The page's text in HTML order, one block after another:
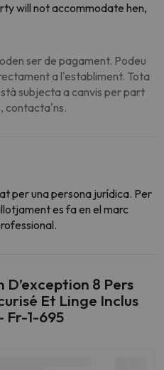
will not accommodate hen,
ser de pagament. Podeu
a l'establiment. Tota
subjecta a canvis per part
contacta'ns.
per una persona jurídica. Per
es fa en el marc
D’exception 8 Pers
Et Linge Inclus
Fr-1-695